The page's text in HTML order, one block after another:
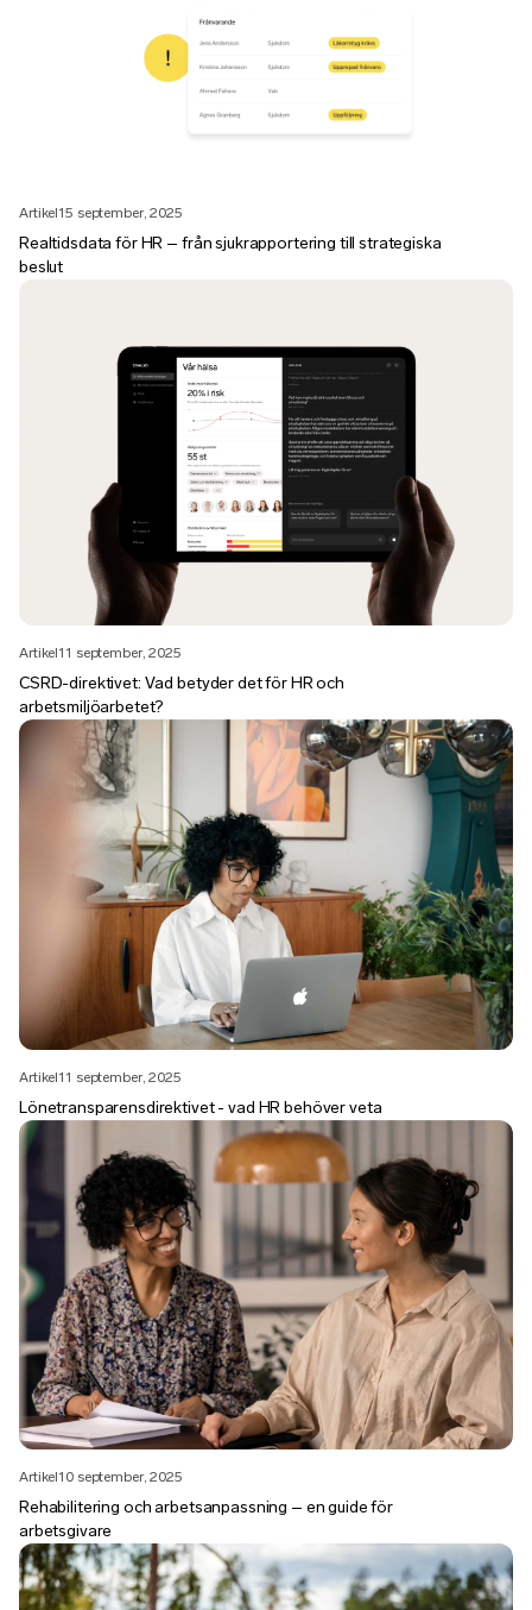
Artikel15 september, 2025
Realtidsdata för HR – från sjukrapportering till strategiska
beslut
Artikel11 september, 2025
CSRD-direktivet: Vad betyder det för HR och
arbetsmiljöarbetet?
Artikel11 september, 2025
Lönetransparensdirektivet - vad HR behöver veta
Artikel10 september, 2025
Rehabilitering och arbetsanpassning – en guide för
arbetsgivare